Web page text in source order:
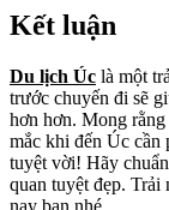
Kết luận
Du lịch Úc là một
trước chuyến đi sẽ
hơn hơn. Mong
mắc khi đến Úc cần
tuyệt vời! Hãy
quan tuyệt đẹp. Trải